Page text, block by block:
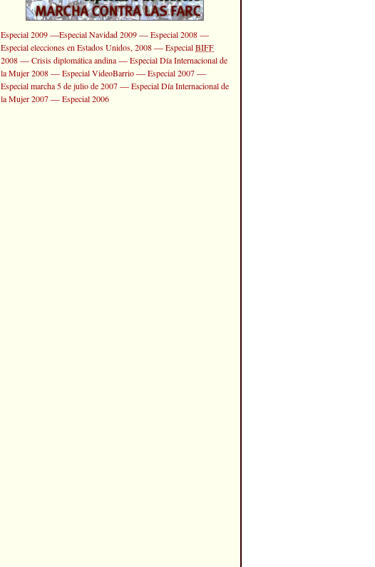
Especial 2009—Especial Navidad 2009—Especial 2008—
Especial elecciones en Estados Unidos, 2008—EspecialBIFF
2008—Crisis diplomática andina—Especial Día Internacional de
la Mujer 2008—Especial VideoBarrio—Especial 2007—
Especial marcha 5 de julio de 2007—Especial Día Internacional de
la Mujer 2007—Especial 2006